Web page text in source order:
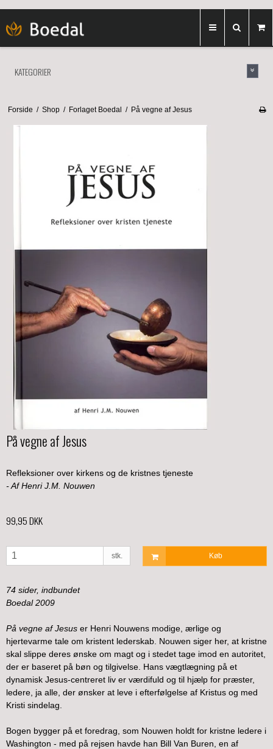
KATEGORIER
Forside / Shop / Forlaget Boedal / På vegne af Jesus
På vegne af Jesus
Refleksioner over kirkens og de kristnes tjeneste
- Af Henri J.M. Nouwen
99,95 DKK
stk. Køb
74 sider, indbundet
Boedal 2009
På vegne af Jesus er Henri Nouwens modige, ærlige og
hjertevarme tale om kristent lederskab. Nouwen siger her, at kristne
skal slippe deres ønske om magt og i stedet tage imod en autoritet,
der er baseret på bøn og tilgivelse. Hans vægtlægning på et
dynamisk Jesus-centreret liv er værdifuld og til hjælp for præster,
ledere, ja alle, der ønsker at leve i efterfølgelse af Kristus og med
Kristi sindelag.
Bogen bygger på et foredrag, som Nouwen holdt for kristne ledere i
Washington - med på rejsen havde han Bill Van Buren, en af